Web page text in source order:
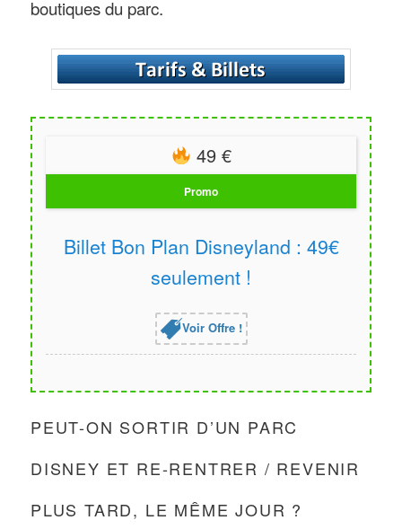
boutiques du parc.
49 €
Promo
Billet Bon Plan Disneyland : 49€
seulement !
Voir Offre !
PEUT-ON SORTIR D’UN PARC
DISNEY ET RE-RENTRER / REVENIR
PLUS TARD, LE MÊME JOUR ?